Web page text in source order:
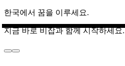
한국에서 꿈을 이루세요.
지금 바로 비잡과 함께 시작하세요.